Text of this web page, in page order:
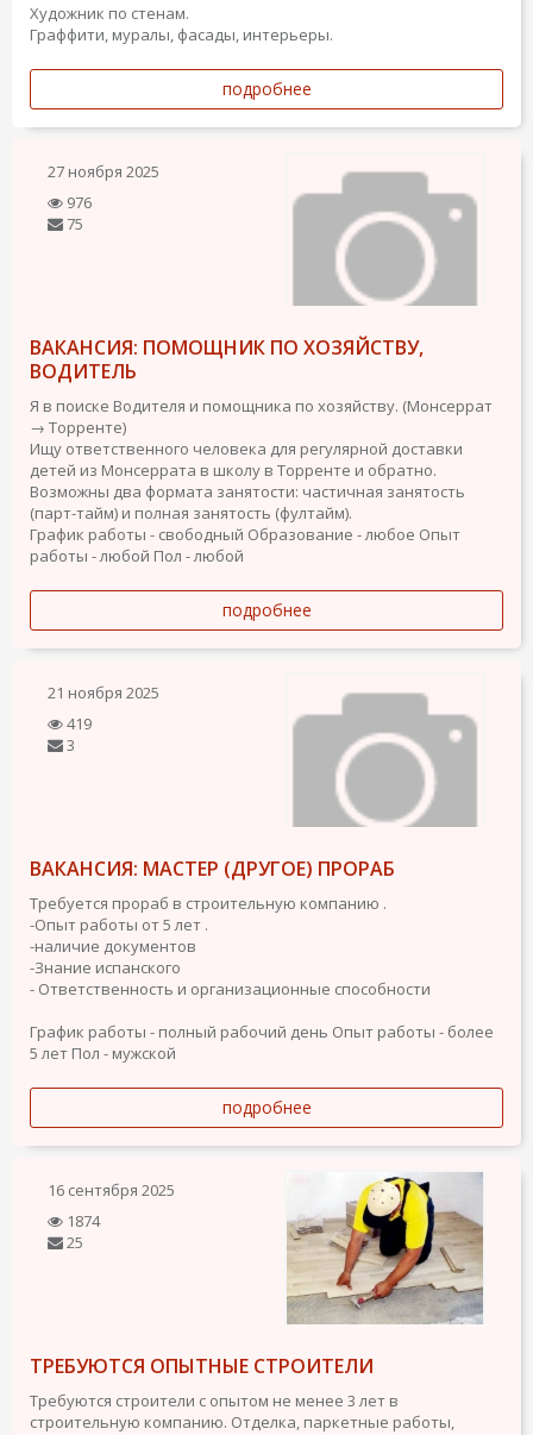
Художник по стенам.
Граффити, муралы, фасады, интерьеры.
подробнее
27 ноября 2025
976
75
ВАКАНСИЯ: ПОМОЩНИК ПО ХОЗЯЙСТВУ,
ВОДИТЕЛЬ
Я в поиске Водителя и помощника по хозяйству. (Монсеррат
→ Торренте)
Ищу ответственного человека для регулярной доставки
детей из Монсеррата в школу в Торренте и обратно.
Возможны два формата занятости: частичная занятость
(парт-тайм) и полная занятость (фултайм).
График работы - свободный Образование - любое Опыт
работы - любой Пол - любой
подробнее
21 ноября 2025
419
3
ВАКАНСИЯ: МАСТЕР (ДРУГОЕ) ПРОРАБ
Требуется прораб в строительную компанию .
-Опыт работы от 5 лет .
-наличие документов
-Знание испанского
- Ответственность и организационные способности
График работы - полный рабочий день Опыт работы - более
5 лет Пол - мужской
подробнее
16 сентября 2025
1874
25
ТРЕБУЮТСЯ ОПЫТНЫЕ СТРОИТЕЛИ
Требуются строители с опытом не менее 3 лет в
строительную компанию. Отделка, паркетные работы,